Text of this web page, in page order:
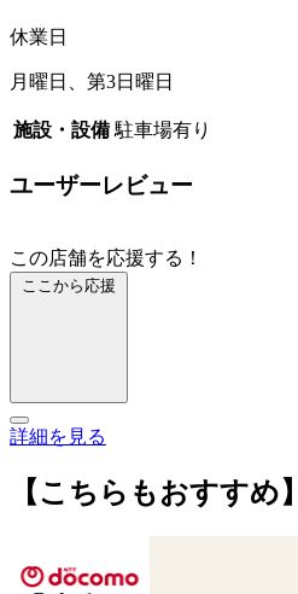
休業日
月曜日、第3日曜日
施設・設備 駐車場有り
ユーザーレビュー
この店舗を応援する！
ここから応援
詳細を見る
【こちらもおすすめ】